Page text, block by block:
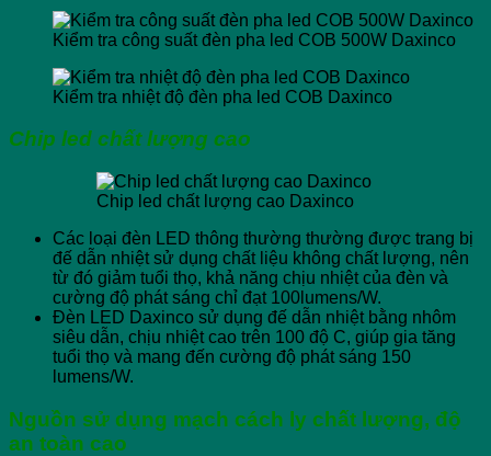
Kiểm tra công suất đèn pha led COB 500W Daxinco
Kiểm tra nhiệt độ đèn pha led COB Daxinco
Chip led chất lượng cao
Chip led chất lượng cao Daxinco
Các loại đèn LED thông thường thường được trang bị
đế dẫn nhiệt sử dụng chất liệu không chất lượng, nên
từ đó giảm tuổi thọ, khả năng chịu nhiệt của đèn và
cường độ phát sáng chỉ đạt 100lumens/W.
Đèn LED Daxinco sử dụng đế dẫn nhiệt bằng nhôm
siêu dẫn, chịu nhiệt cao trên 100 độ C, giúp gia tăng
tuổi thọ và mang đến cường độ phát sáng 150
lumens/W.
Nguồn sử dụng mạch cách ly chất lượng, độ
an toàn cao